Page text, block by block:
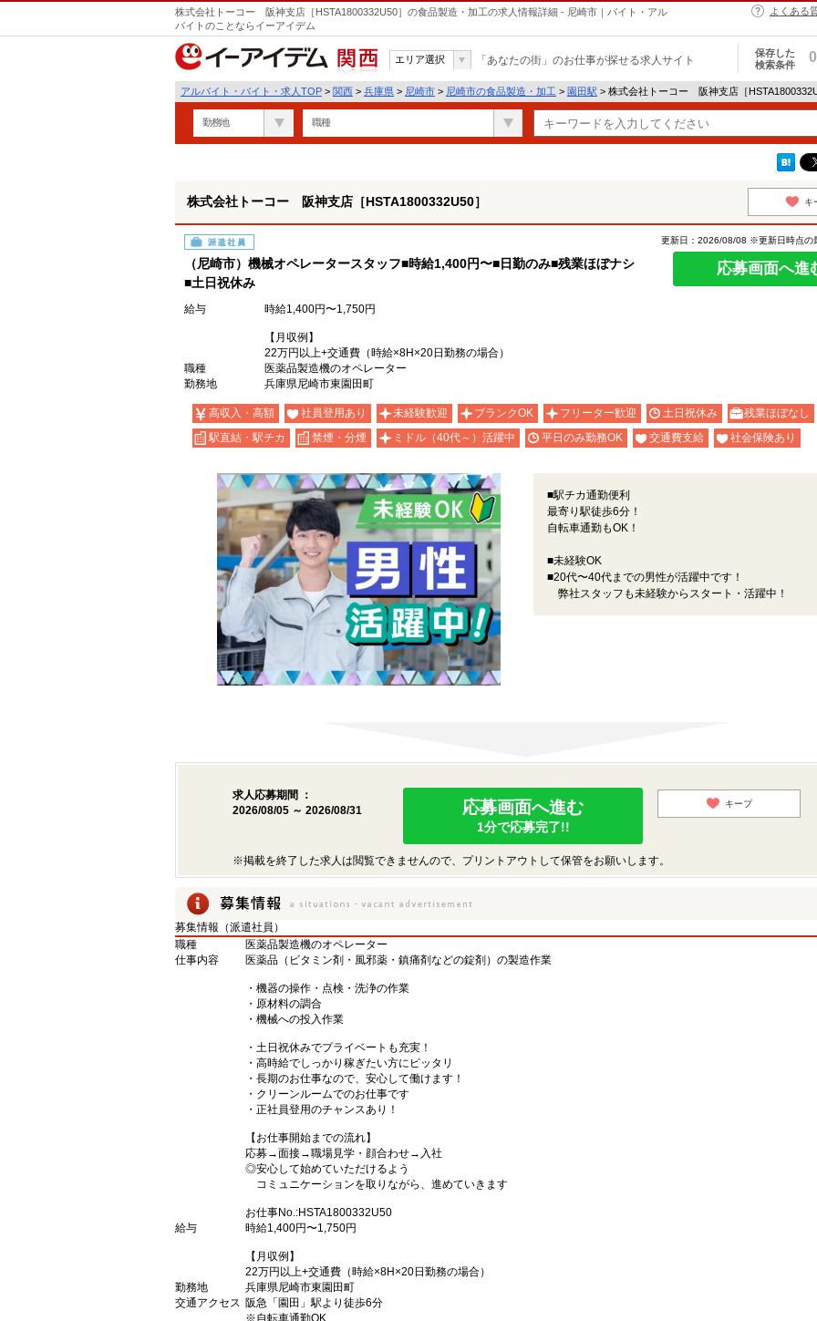
株式会社トーコー 阪神支店［HSTA1800332U50］の食品製造・加工の求人情報詳細 - 尼崎市｜バイト・アル
バイトのことならイーアイデム
よくある
関西
エリア選択 「あなたの街」のお仕事が探せる求人サイト
保存した
検索条件
0
アルバイト・バイト・求人TOP > 関西 > 兵庫県 > 尼崎市 > 尼崎市の食品製造・加工 > 園田駅 > 株式会社トーコー 阪神支店［
勤務地 職種
株式会社トーコー 阪神支店［HSTA1800332U50］ キ
派遣社員
（尼崎市）機械オペレータースタッフ■時給1,400円〜■日勤のみ■残業ほぼナシ
■土日祝休み
更新日：2026/08/08 ※更新日時点の
応募画面へ進
給与 時給1,400円〜1,750円
【月収例】
22万円以上+交通費（時給×8H×20日勤務の場合）
職種
医薬品製造機のオペレーター
勤務地
兵庫県尼崎市東園田町
高収入・高額 社員登用あり 未経験歓迎 ブランクOK フリーター歓迎 土日祝休み
残業ほぼなし
駅直結・駅チカ
禁煙・分煙 ミドル（40代～）活躍中 平日のみ勤務OK 交通費支給 社会保険あり
■駅チカ通勤便利
最寄り駅徒歩6分！
自転車通勤もOK！
■未経験OK
■20代〜40代までの男性が活躍中です！
弊社スタッフも未経験からスタート・活躍中！
求人応募期間 ：
2026/08/05 ～ 2026/08/31
応募画面へ進む
1分で応募完了!!
キープ
※掲載を終了した求人は閲覧できませんので、プリントアウトして保管をお願いします。
募集情報（派遣社員）
職種
医薬品製造機のオペレーター
仕事内容
医薬品（ビタミン剤・風邪薬・鎮痛剤などの錠剤）の製造作業
・機器の操作・点検・洗浄の作業
・原材料の調合
・機械への投入作業
・土日祝休みでプライベートも充実！
・高時給でしっかり稼ぎたい方にピッタリ
・長期のお仕事なので、安心して働けます！
・クリーンルームでのお仕事です
・正社員登用のチャンスあり！
【お仕事開始までの流れ】
応募→面接→職場見学・顔合わせ→入社
◎安心して始めていただけるよう
コミュニケーションを取りながら、進めていきます
お仕事No.:HSTA1800332U50
給与
時給1,400円〜1,750円
【月収例】
22万円以上+交通費（時給×8H×20日勤務の場合）
勤務地
兵庫県尼崎市東園田町
交通アクセス 阪急「園田」駅より徒歩6分
※自転車通勤OK